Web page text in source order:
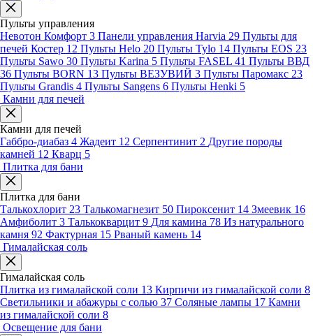
Пульты управления
Невотон Комфорт 3 Панели управления Harvia 29 Пульты для
печей Костер 12 Пульты Helo 20 Пульты Tylo 14 Пульты EOS 23
Пульты Sawo 30 Пульты Karina 5 Пульты FASEL 41 Пульты ВВД
36 Пульты BORN 13 Пульты ВЕЗУВИЙ 3 Пульты Паромакс 23
Пульты Grandis 4 Пульты Sangens 6 Пульты Henki 5
Камни для печей
Камни для печей
Габбро-диабаз 4 Жадеит 12 Серпентинит 2 Другие породы
камней 12 Кварц 5
Плитка для бани
Плитка для бани
Талькохлорит 23 Талькомагнезит 50 Пироксенит 14 Змеевик 16
Амфиболит 3 Талькокварцит 9 Для камина 78 Из натурального
камня 92 Фактурная 15 Рваный камень 14
Гималайская соль
Гималайская соль
Плитка из гималайской соли 13 Кирпичи из гималайской соли 8
Светильники и абажуры с солью 37 Соляные лампы 17 Камни
из гималайской соли 8
Освещение для бани